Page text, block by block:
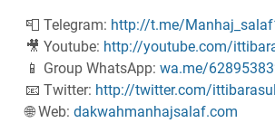
📮 Telegram: http://t.me/
🎥 Youtube: http://youtube.com/
📱 Group WhatsApp: wa.me/
📧 Twitter: http://twitter.com/
🌐 Web: dakwahmanhajsalaf.com